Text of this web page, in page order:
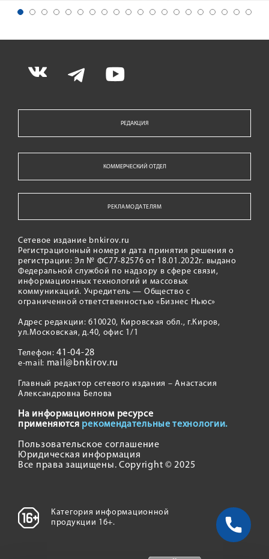
РЕДАКЦИЯ
КОММЕРЧЕСКИЙ ОТДЕЛ
РЕКЛАМОДАТЕЛЯМ
Сетевое издание bnkirov.ru
Регистрационный номер и дата принятия решения о
регистрации: Эл № ФС77-82576 от 18.01.2022г. выдано
Федеральной службой по надзору в сфере связи,
информационных технологий и массовых
коммуникаций. Учредитель — Общество с
ограниченной ответственностью «Бизнес Ньюс»
Адрес редакции: 610020, Кировская обл., г.Киров,
ул.Московская, д.40, офис 1/1
Телефон:41-04-28
e-mail: mail@bnkirov.ru
Главный редактор сетевого издания – Анастасия
Александровна Белова
На информационном ресурсе
применяются рекомендательные технологии.
Пользовательское соглашение
Юридическая информация
Все права защищены. Copyright © 2025
Категория информационной
продукции 16+.